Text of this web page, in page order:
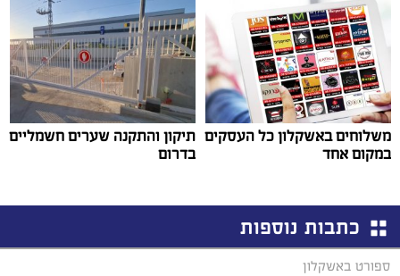
משלוחים באשקלון כל העסקים
במקום אחד
תיקון והתקנה שערים חשמליים
בדרום
כתבות נוספות
ספורט באשקלון